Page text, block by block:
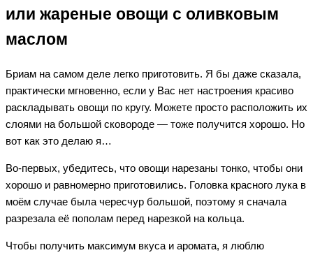
или жареные овощи с оливковым
маслом
Бриам на самом деле легко приготовить. Я бы даже сказала,
практически мгновенно, если у Вас нет настроения красиво
раскладывать овощи по кругу. Можете просто расположить их
слоями на большой сковороде — тоже получится хорошо. Но
вот как это делаю я…
Во-первых, убедитесь, что овощи нарезаны тонко, чтобы они
хорошо и равномерно приготовились. Головка красного лука в
моём случае была чересчур большой, поэтому я сначала
разрезала её пополам перед нарезкой на кольца.
Чтобы получить максимум вкуса и аромата, я люблю